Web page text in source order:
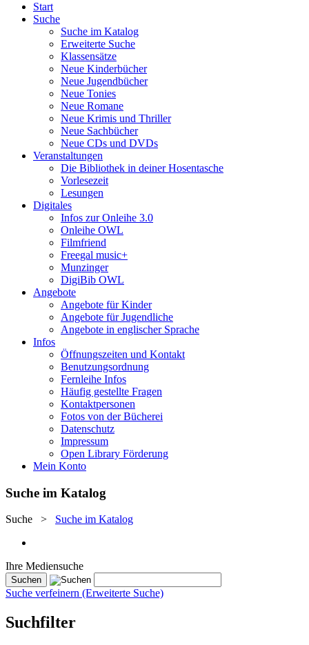
Start
Suche
Suche im Katalog
Erweiterte Suche
Klassensätze
Neue Kinderbücher
Neue Jugendbücher
Neue Tonies
Neue Romane
Neue Krimis und Thriller
Neue Sachbücher
Neue CDs und DVDs
Veranstaltungen
Die Bibliothek in deiner Hosentasche
Vorlesezeit
Lesungen
Digitales
Infos zur Onleihe 3.0
Onleihe OWL
Filmfriend
Freegal music+
Munzinger
DigiBib OWL
Angebote
Angebote für Kinder
Angebote für Jugendliche
Angebote in englischer Sprache
Infos
Öffnungszeiten und Kontakt
Benutzungsordnung
Fernleihe Infos
Häufig gestellte Fragen
Kontaktpersonen
Fotos von der Bücherei
Datenschutz
Impressum
Open Library Förderung
Mein Konto
Suche im Katalog
Suche > Suche im Katalog
Ihre Mediensuche
Suche verfeinern (Erweiterte Suche)
Suchfilter